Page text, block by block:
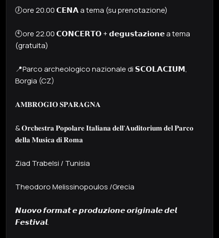
🕖ore 20.00 𝗖𝗘𝗡𝗔 a tema (su prenotazione)
🕙ore 22.00 𝗖𝗢𝗡𝗖𝗘𝗥𝗧𝗢 + 𝗱𝗲𝗴𝘂𝘀𝘁𝗮𝘇𝗶𝗼𝗻𝗲 a tema
(gratuita)
📍Parco archeologico nazionale di 𝗦𝗖𝗢𝗟𝗔𝗖𝗜𝗨𝗠,
Borgia (CZ)
𝐀𝐌𝐁𝐑𝐎𝐆𝐈𝐎 𝐒𝐏𝐀𝐑𝐀𝐆𝐍𝐀
& 𝐎𝐫𝐜𝐡𝐞𝐬𝐭𝐫𝐚 𝐏𝐨𝐩𝐨𝐥𝐚𝐫𝐞 𝐈𝐭𝐚𝐥𝐢𝐚𝐧𝐚 𝐝𝐞𝐥𝐥'𝐀𝐮𝐝𝐢𝐭𝐨𝐫𝐢𝐮𝐦 𝐝𝐞𝐥 𝐏𝐚𝐫𝐜𝐨
𝐝𝐞𝐥𝐥𝐚 𝐌𝐮𝐬𝐢𝐜𝐚 𝐝𝐢 𝐑𝐨𝐦𝐚
Ziad Trabelsi / Tunisia
Theodoro Melissinopoulos /Grecia
𝙉𝙪𝙤𝙫𝙤 𝙛𝙤𝙧𝙢𝙖𝙩 𝙚 𝙥𝙧𝙤𝙙𝙪𝙯𝙞𝙤𝙣𝙚 𝙤𝙧𝙞𝙜𝙞𝙣𝙖𝙡𝙚 𝙙𝙚𝙡
𝙁𝙚𝙨𝙩𝙞𝙫𝙖𝙡.